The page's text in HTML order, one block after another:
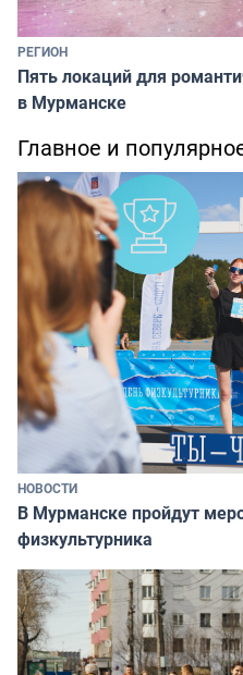
РЕГИОН
Пять локаций для
в Мурманске
Главное и
НОВОСТИ
В Мурманске пройдут
физкультурника